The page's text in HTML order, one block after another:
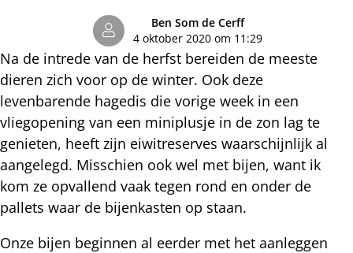
Ben Som de Cerff
4 oktober 2020 om 11:29
Na de intrede van de herfst bereiden de meeste
dieren zich voor op de winter. Ook deze
levenbarende hagedis die vorige week in een
vliegopening van een miniplusje in de zon lag te
genieten, heeft zijn eiwitreserves waarschijnlijk al
aangelegd. Misschien ook wel met bijen, want ik
kom ze opvallend vaak tegen rond en onder de
pallets waar de bijenkasten op staan.
Onze bijen beginnen al eerder met het aanleggen